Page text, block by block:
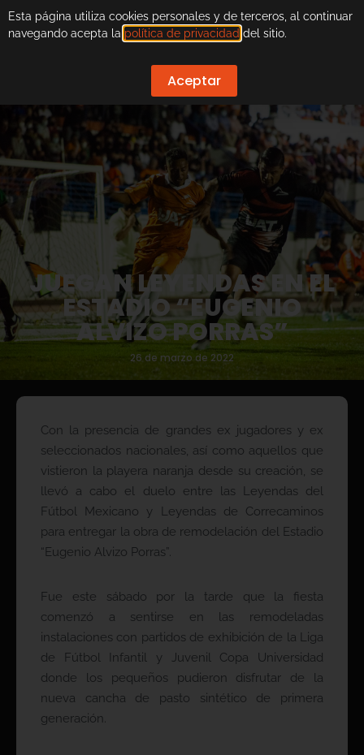
JUEGAN LEYENDAS EN EL
ESTADIO “EUGENIO
ALVIZO PORRAS”
26 de marzo de 2022
Con la presencia de grandes ex jugadores y ex
seleccionados nacionales, así como aquellos que
vistieron la playera naranja desde su creación, se
llevó a cabo el duelo entre las Leyendas del
Fútbol Mexicano y Leyendas de Correcaminos
para entregar la obra de remodelación del Estadio
“Eugenio Alvizo Porras”.
Fue este sábado por la tarde que la fiesta
comenzó a sentirse en las remodeladas
instalaciones con partidos de exhibición de la Liga
de Fútbol Infantil y Juvenil Copa Universidad
donde los pequeños pudieron disfrutar de la
nueva cancha de pasto sintético de primera
generación.
Esta página utiliza cookies personales y de terceros, al continuar
navegando acepta la política de privacidad del sitio.
Aceptar